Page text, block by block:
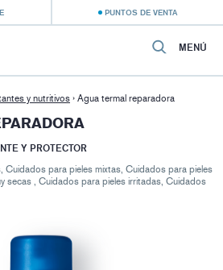
PUNTOS DE VENTA
MENÚ
y nutritivos › Agua termal reparadora
Y PROTECTOR
Cuidados para pieles mixtas, Cuidados para pieles
secas , Cuidados para pieles irritadas, Cuidados